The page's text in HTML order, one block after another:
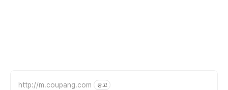
http://m.coupang.com 광고